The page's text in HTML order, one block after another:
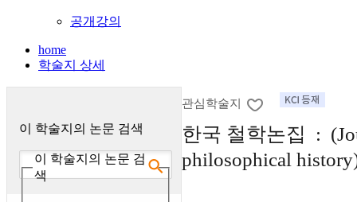
공개강의
home
학술지 상세
이 학술지의 논문 검색
이 학술지의 논문 검
색
관심학술지
한국 철학논집 :
philosophical